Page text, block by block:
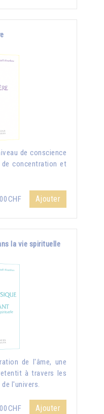
de conscience
de concentration et
Ajouter
la vie spirituelle
de l'âme, une
à travers les
l'univers.
Ajouter